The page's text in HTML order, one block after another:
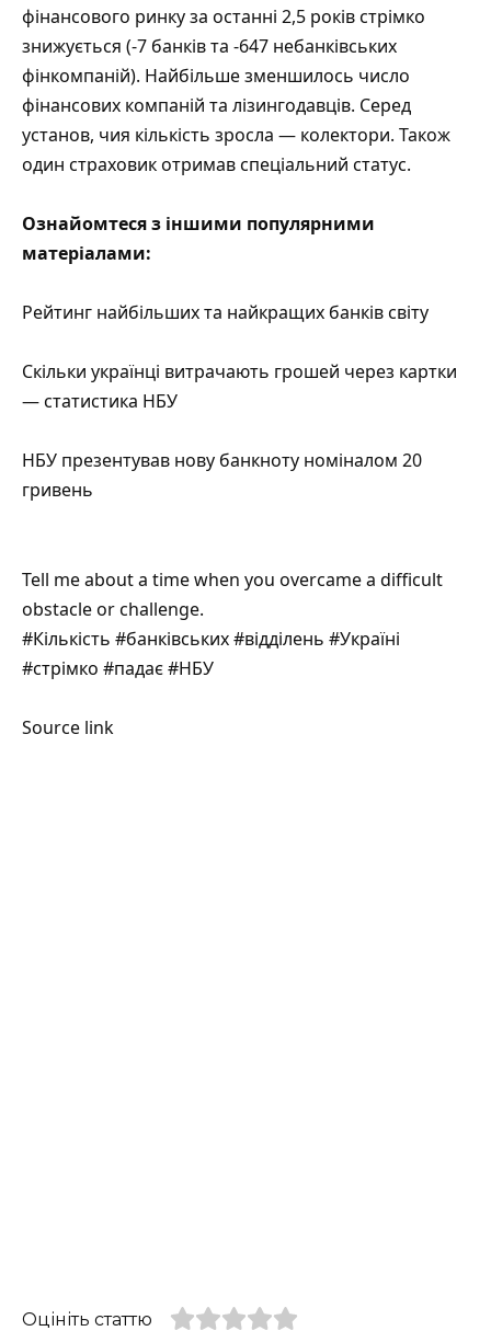
фінансового ринку за останні 2,5 років стрімко
знижується (-7 банків та -647 небанківських
фінкомпаній). Найбільше зменшилось число
фінансових компаній та лізингодавців. Серед
установ, чия кількість зросла — колектори. Також
один страховик отримав спеціальний статус.
Ознайомтеся з іншими популярними
матеріалами:
Рейтинг найбільших та найкращих банків світу
Скільки українці витрачають грошей через картки
— статистика НБУ
НБУ презентував нову банкноту номіналом 20
гривень
Tell me about a time when you overcame a difficult
obstacle or challenge.
#Кількість #банківських #відділень #Україні
#стрімко #падає #НБУ
Source link
Оцініть статтю